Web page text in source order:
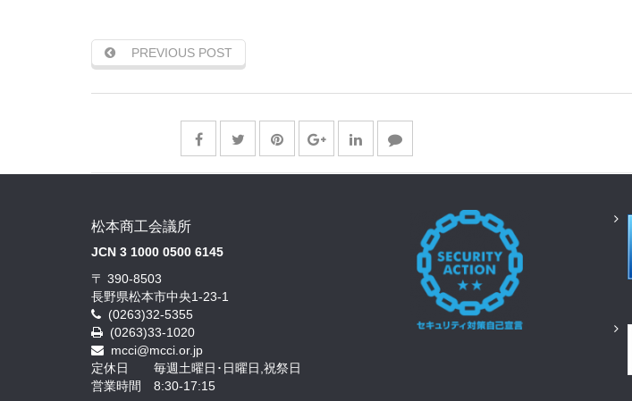
PREVIOUS POST
松本商工会議所
JCN 3 1000 0500 6145
〒 390-8503
長野県松本市中央1-23-1
(0263)32-5355
(0263)33-1020
mcci@mcci.or.jp
定休日 毎週土曜日･日曜日,祝祭日
営業時間 8:30-17:15